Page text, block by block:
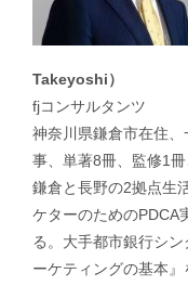
Takeyoshi）
fjコンサルタンツ
神奈川県鎌倉市在住
事、単著8冊、監修1
鎌倉と長野の2拠点生
ケターのためのPDCA
る。大手都市銀行シ
ーケティングの基本